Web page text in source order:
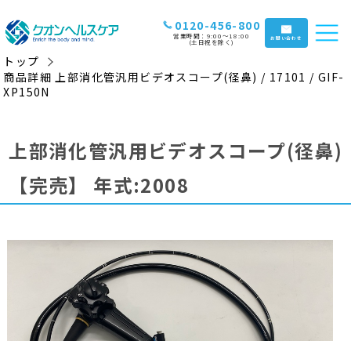
0120-456-800
営業時間：9:00〜18:00
(土日祝を除く) お問い合わせ
トップ
商品詳細 上部消化管汎用ビデオスコープ(径鼻) / 17101 / GIF-
XP150N
上部消化管汎用ビデオスコープ(径鼻)
【完売】
年式:2008